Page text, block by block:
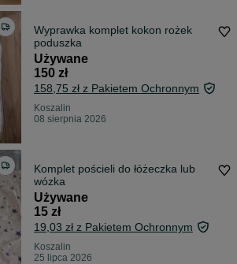
Wyprawka komplet kokon rożek
poduszka
Używane
150 zł
158,75 zł z Pakietem Ochronnym
Koszalin
08 sierpnia 2026
Komplet pościeli do łóżeczka lub
wózka
Używane
15 zł
19,03 zł z Pakietem Ochronnym
Koszalin
25 lipca 2026